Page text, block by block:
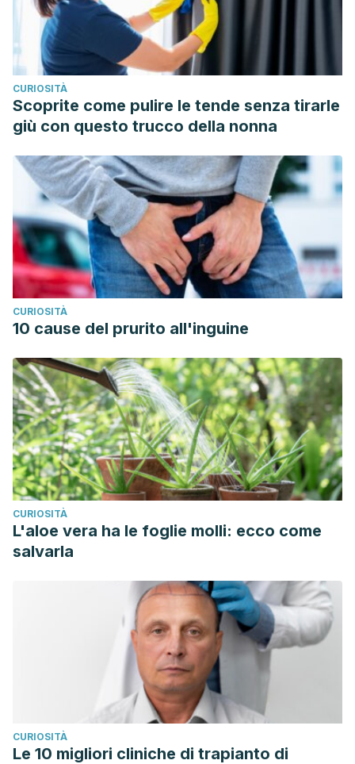
density and body weight changes in obese adults.
Nutrients
(4), 229.
https://www.ncbi.nlm.nih.gov/pmc/articles/PMC4848697/
Hossain, M. F., Akhtar, S., & Anwar, M. (2015). Nutritional
value and medicinal benefits of pineapple.
Journal of Nutrition and Food Sciences
https://www.semanticscholar.org/paper/Nutritional-Value-
and-Medicinal-Benefits-of-Hossain-
Akhtar/2340d8ec3bbe1f2026df1ef076b976743c7f57ab
Sharma, K. D., Karki, S., Thakur, N. S., & Attri, S. (2012).
Chemical composition, functional properties and
processing of carrot—a review.Journal of food science
and technology ,49(1), 22-32.
https://link.springer.com/article/10.1007/s13197-011-0310-7
CURIOSITÀ
Scoprite come pulire le tende senza tirarle
giù con questo trucco della nonna
CURIOSITÀ
10 cause del prurito all'inguine
CURIOSITÀ
L'aloe vera ha le foglie molli: ecco come
salvarla
CURIOSITÀ
Le 10 migliori cliniche di trapianto di